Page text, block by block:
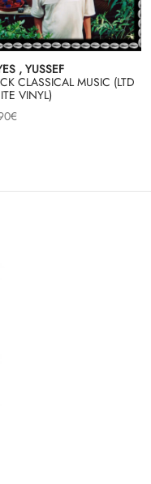
, YUSSEF
CLASSICAL MUSIC (LTD
VINYL)
€